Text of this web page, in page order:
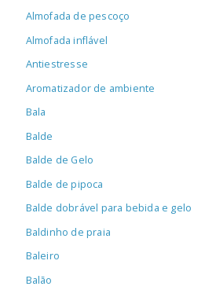
Almofada de pescoço
Almofada inflável
Antiestresse
Aromatizador de ambiente
Bala
Balde
Balde de Gelo
Balde de pipoca
Balde dobrável para bebida e gelo
Baldinho de praia
Baleiro
Balão